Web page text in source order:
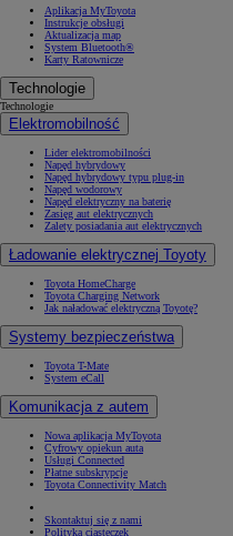
Aplikacja MyToyota
Instrukcje obsługi
Aktualizacja map
System Bluetooth®
Karty Ratownicze
Technologie
Technologie
Elektromobilność
Lider elektromobilności
Napęd hybrydowy
Napęd hybrydowy typu plug-in
Napęd wodorowy
Napęd elektryczny na baterię
Zasięg aut elektrycznych
Zalety posiadania aut elektrycznych
Ładowanie elektrycznej Toyoty
Toyota HomeCharge
Toyota Charging Network
Jak naładować elektryczną Toyotę?
Systemy bezpieczeństwa
Toyota T-Mate
System eCall
Komunikacja z autem
Nowa aplikacja MyToyota
Cyfrowy opiekun auta
Usługi Connected
Płatne subskrypcje
Toyota Connectivity Match
Skontaktuj się z nami
Polityka ciasteczek